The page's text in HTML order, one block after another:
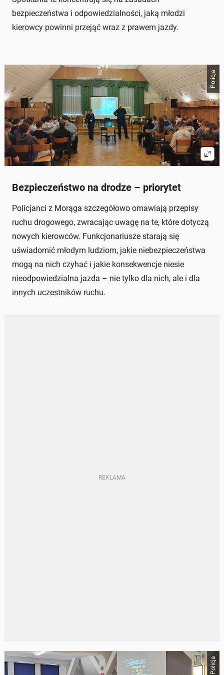
bezpieczeństwa i odpowiedzialności, jaką młodzi
kierowcy powinni przejąć wraz z prawem jazdy.
Policja
Bezpieczeństwo na drodze – priorytet
Policjanci z Morąga szczegółowo omawiają przepisy
ruchu drogowego, zwracając uwagę na te, które dotyczą
nowych kierowców. Funkcjonariusze starają się
uświadomić młodym ludziom, jakie niebezpieczeństwa
mogą na nich czyhać i jakie konsekwencje niesie
nieodpowiedzialna jazda – nie tylko dla nich, ale i dla
innych uczestników ruchu.
Policja